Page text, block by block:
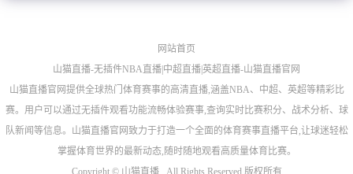
网站首页
山猫直播-无插件NBA直播|中超直播|英超直播-山猫直播官网
山猫直播官网提供全球热门体育赛事的高清直播,涵盖NBA、中超、英超等精彩比
赛。用户可以通过无插件观看功能流畅体验赛事,查询实时比赛积分、战术分析、球
队新闻等信息。山猫直播官网致力于打造一个全面的体育赛事直播平台,让球迷轻松
掌握体育世界的最新动态,随时随地观看高质量体育比赛。
Copyright © 山猫直播 . All Rights Reserved 版权所有